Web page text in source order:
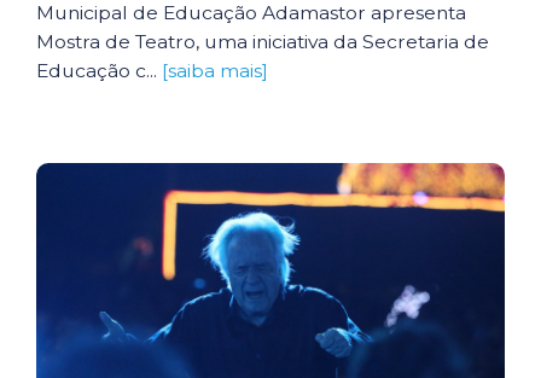
Municipal de Educação Adamastor apresenta
Mostra de Teatro, uma iniciativa da Secretaria de
Educação c... [saiba mais]